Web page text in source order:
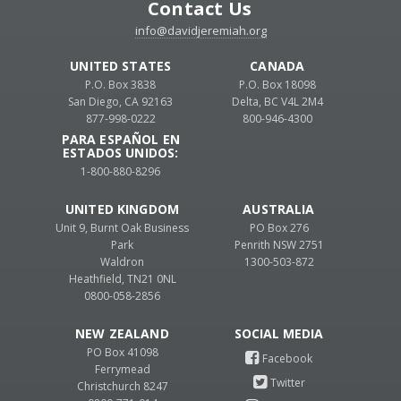
Contact Us
info@davidjeremiah.org
UNITED STATES
P.O. Box 3838
San Diego, CA 92163
877-998-0222
PARA ESPAÑOL EN
ESTADOS UNIDOS:
1-800-880-8296
CANADA
P.O. Box 18098
Delta, BC V4L 2M4
800-946-4300
UNITED KINGDOM
Unit 9, Burnt Oak Business
Park
Waldron
Heathfield, TN21 0NL
0800-058-2856
AUSTRALIA
PO Box 276
Penrith NSW 2751
1300-503-872
NEW ZEALAND
PO Box 41098
Ferrymead
Christchurch 8247